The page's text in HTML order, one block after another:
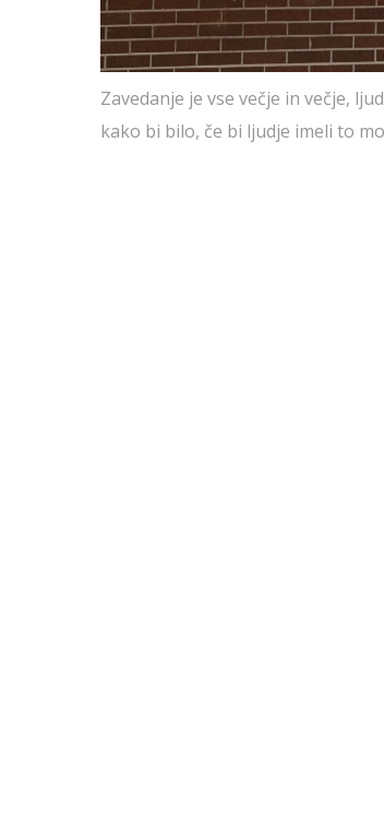
Zavedanje je vse večje in večje,
kako bi bilo, če bi ljudje imeli to